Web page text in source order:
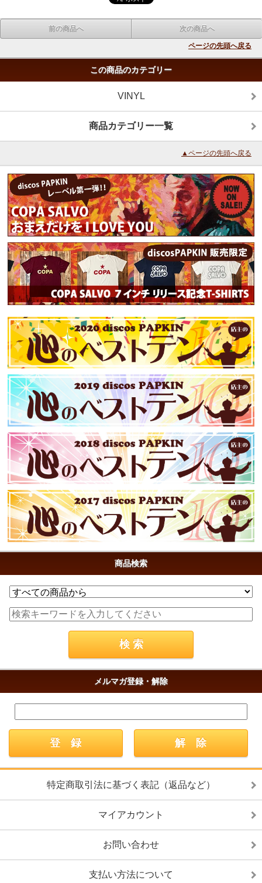
前の商品へ 次の商品へ
ページの先頭へ戻る
この商品のカテゴリー
VINYL
商品カテゴリー一覧
▲ページの先頭へ戻る
商品検索
メルマガ登録・解除
特定商取引法に基づく表記（返品など）
マイアカウント
お問い合わせ
支払い方法について